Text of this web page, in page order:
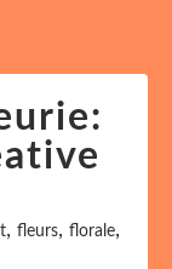
, fleurs, florale,